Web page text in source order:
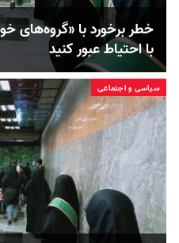
خطر برخورد با «گروه‌های
با احتیاط عبور کنید
سیاسی و اجتماعی